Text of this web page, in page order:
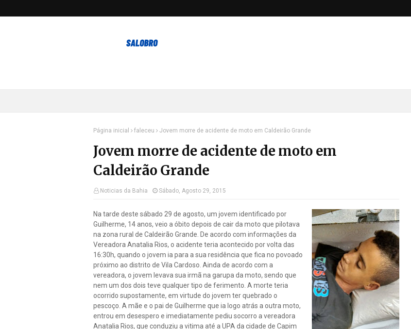
Página inicial faleceu Jovem morre de acidente de moto em Caldeirão Grande
Jovem morre de acidente de moto em
Caldeirão Grande
Noticias da Bahia Sábado, Agosto 29, 2015
Na tarde deste sábado 29 de agosto, um jovem identificado por
Guilherme, 14 anos, veio a óbito depois de cair da moto que pilotava
na zona rural de Caldeirão Grande. De acordo com informações da
Vereadora Anatalia Rios, o acidente teria acontecido por volta das
16:30h, quando o jovem ia para a sua residência que fica no povoado
próximo ao distrito de Vila Cardoso. Ainda de acordo com a
vereadora, o jovem levava sua irmã na garupa da moto, sendo que
nem um dos dois teve qualquer tipo de ferimento. A morte teria
ocorrido supostamente, em virtude do jovem ter quebrado o
pescoço. A mãe e o pai de Guilherme que ia logo atrás a outra moto,
entrou em desespero e imediatamente pediu socorro a vereadora
Anatalia Rios, que conduziu a vitima até a UPA da cidade de Capim